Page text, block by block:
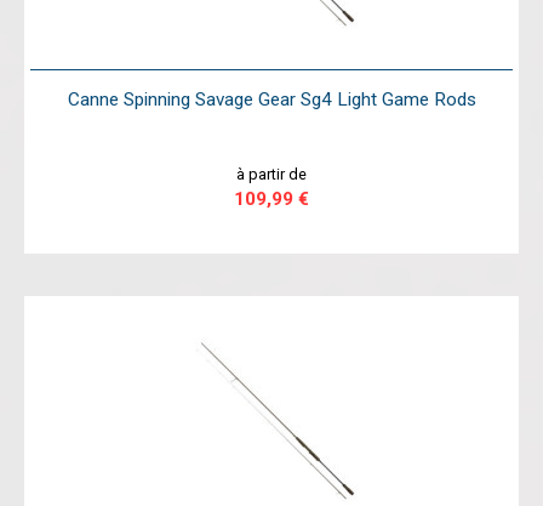
Canne Spinning Savage Gear Sg4 Light Game Rods
à partir de
109,99 €